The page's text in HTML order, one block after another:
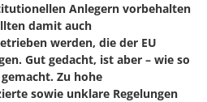
Anlegern vorbehalten
damit auch
werden, die der EU
Gut gedacht, ist aber – wie so
Zu hohe
sowie unklare Regelungen